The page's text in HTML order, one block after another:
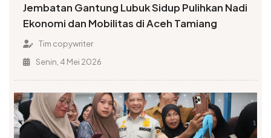
Jembatan Gantung Lubuk Sidup Pulihkan Nadi
Ekonomi dan Mobilitas di Aceh Tamiang
Tim copywriter
Senin, 4 Mei 2026